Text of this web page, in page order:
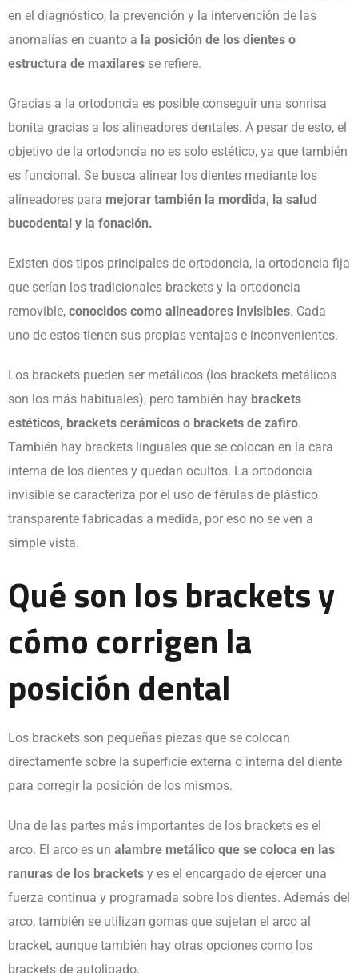
en el diagnóstico, la prevención y la intervención de las
anomalías en cuanto a la posición de los dientes o
estructura de maxilares se refiere.
Gracias a la ortodoncia es posible conseguir una sonrisa
bonita gracias a los alineadores dentales. A pesar de esto, el
objetivo de la ortodoncia no es solo estético, ya que también
es funcional. Se busca alinear los dientes mediante los
alineadores para mejorar también la mordida, la salud
bucodental y la fonación.
Existen dos tipos principales de ortodoncia, la ortodoncia fija
que serían los tradicionales brackets y la ortodoncia
removible, conocidos como alineadores invisibles. Cada
uno de estos tienen sus propias ventajas e inconvenientes.
Los brackets pueden ser metálicos (los brackets metálicos
son los más habituales), pero también hay brackets
estéticos, brackets cerámicos o brackets de zafiro.
También hay brackets linguales que se colocan en la cara
interna de los dientes y quedan ocultos. La ortodoncia
invisible se caracteriza por el uso de férulas de plástico
transparente fabricadas a medida, por eso no se ven a
simple vista.
Qué son los brackets y
cómo corrigen la
posición dental
Los brackets son pequeñas piezas que se colocan
directamente sobre la superficie externa o interna del diente
para corregir la posición de los mismos.
Una de las partes más importantes de los brackets es el
arco. El arco es un alambre metálico que se coloca en las
ranuras de los brackets y es el encargado de ejercer una
fuerza continua y programada sobre los dientes. Además del
arco, también se utilizan gomas que sujetan el arco al
bracket, aunque también hay otras opciones como los
brackets de autoligado.